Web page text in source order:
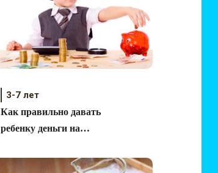
3-7 лет
Как правильно давать
ребенку деньги на